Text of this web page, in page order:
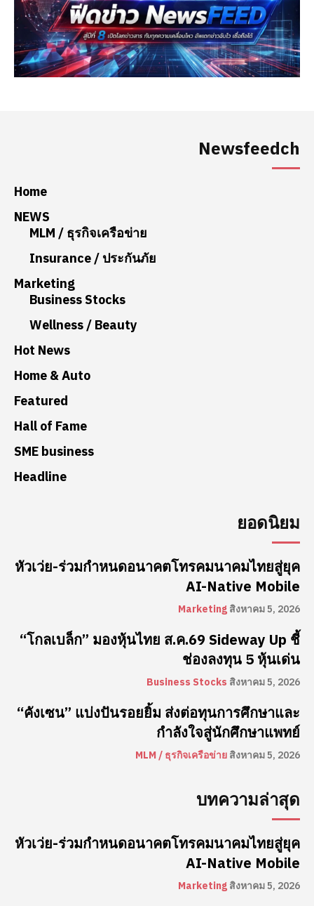
Newsfeedch
Home
NEWS
MLM / ธุรกิจเครือข่าย
Insurance / ประกันภัย
Marketing
Business Stocks
Wellness / Beauty
Hot News
Home & Auto
Featured
Hall of Fame
SME business
Headline
ยอดนิยม
หัวเว่ย-ร่วมกำหนดอนาคตโทรคมนาคมไทยสู่ยุค
AI-Native Mobile
Marketingสิงหาคม 5, 2026
“โกลเบล็ก” มองหุ้นไทย ส.ค.69 Sideway Up ชี้
ช่องลงทุน 5 หุ้นเด่น
Business Stocks สิงหาคม 5, 2026
“คังเซน” แบ่งปันรอยยิ้ม ส่งต่อทุนการศึกษาและ
กำลังใจสู่นักศึกษาแพทย์
MLM / ธุรกิจเครือข่ายสิงหาคม 5, 2026
บทความล่าสุด
หัวเว่ย-ร่วมกำหนดอนาคตโทรคมนาคมไทยสู่ยุค
AI-Native Mobile
Marketingสิงหาคม 5, 2026